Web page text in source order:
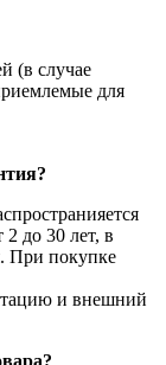
(в случае
для
2 до 30 лет, в
При покупке
и внешний